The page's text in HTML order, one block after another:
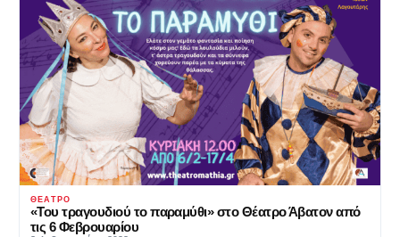
ΘΈΑΤΡΟ
«Του τραγουδιού το παραμύθι» στο Θέατρο Άβατον από
τις 6 Φεβρουαρίου